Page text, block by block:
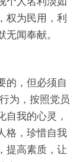
权为民用，利
闻奉献。
的，但必须自
为，按照党员
自我的心灵，
格，珍惜自我
提高素质，让